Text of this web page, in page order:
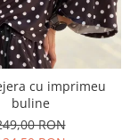
cu imprimeu
buline
RON